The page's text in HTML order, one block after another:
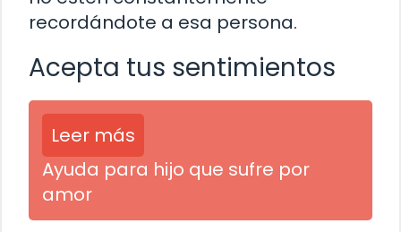
recordándote a esa persona.
Acepta tus sentimientos
Leer más
Ayuda para hijo que sufre por
amor